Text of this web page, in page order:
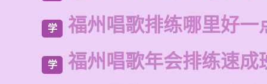
学 福州唱歌排练哪里好一
学 福州唱歌年会排练速成